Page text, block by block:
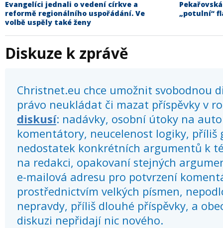
Evangelíci jednali o vedení církve a
reformě regionálního uspořádání. Ve
volbě uspěly také ženy
„potulní“
Diskuze k zprávě
Christnet.eu chce umožnit svobodnou
právo neukládat či mazat příspěvky v
diskusí: nadávky, osobní útoky na
komentátory, neucelenost logiky, příliš
nedostatek konkrétních argumentů k
na redakci, opakovaní stejných
e-mailová adresu pro potvrzení
prostřednictvím velkých písmen,
nepravdy, příliš dlouhé příspěvky, a
diskuzi nepřidají nic nového.